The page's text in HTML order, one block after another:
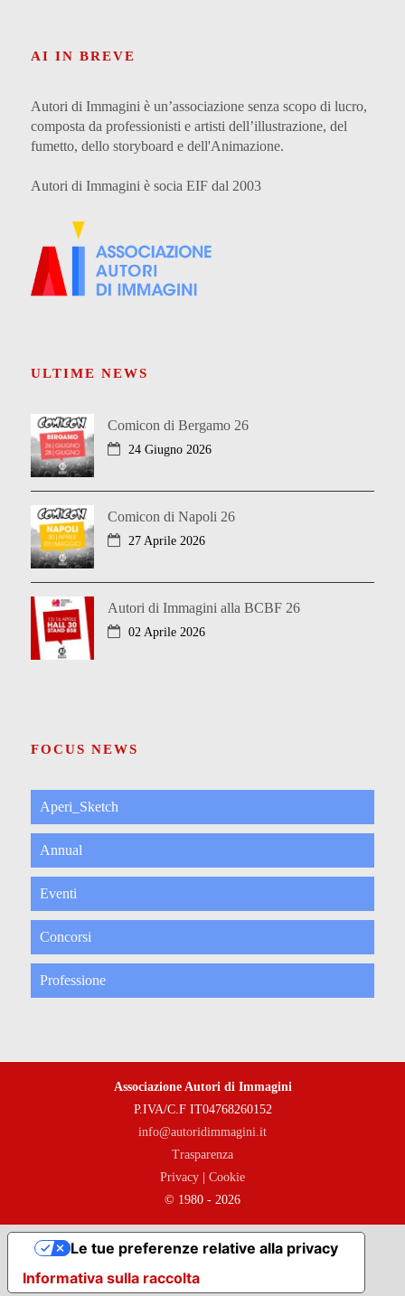
AI IN BREVE
Autori di Immagini è un’associazione senza scopo di lucro,
composta da professionisti e artisti dell’illustrazione, del
fumetto, dello storyboard e dell'Animazione.
Autori di Immagini è socia EIF dal 2003
ULTIME NEWS
Comicon di Bergamo 26
24 Giugno 2026
Comicon di Napoli 26
27 Aprile 2026
Autori di Immagini alla BCBF 26
02 Aprile 2026
FOCUS NEWS
Aperi_Sketch
Annual
Eventi
Concorsi
Professione
Associazione Autori di Immagini
P.IVA/C.F IT04768260152
info@autoridimmagini.it
Trasparenza
Privacy
Cookie
© 1980 - 2026
Informativa sulla raccolta
Le tue preferenze relative alla privacy